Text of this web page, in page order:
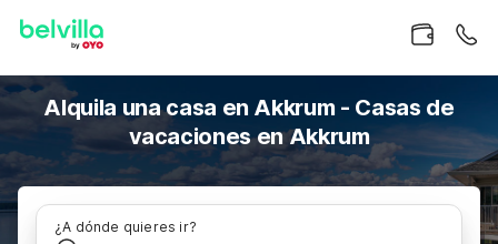
Alquila una casa en Akkrum - Casas de
vacaciones en Akkrum
¿A dónde quieres ir?